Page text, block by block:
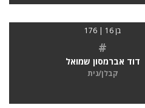
בן 16 | 176
#
דוד אברמסון שמואל
קבלן/נית